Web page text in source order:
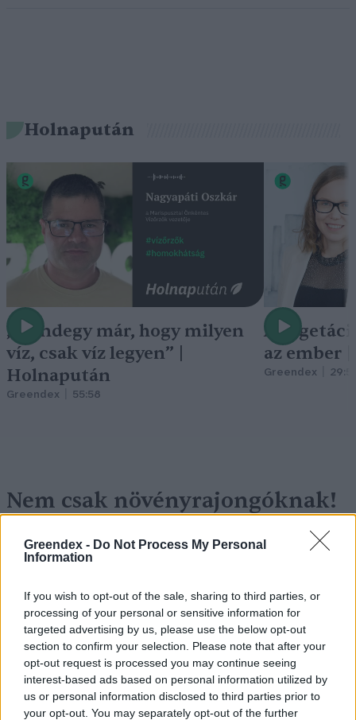
Greendex - Do Not Process My Personal
Information
If you wish to opt-out of the sale, sharing to third parties, or
processing of your personal or sensitive information for
targeted advertising by us, please use the below opt-out
section to confirm your selection. Please note that after your
opt-out request is processed you may continue seeing
interest-based ads based on personal information utilized by
us or personal information disclosed to third parties prior to
your opt-out. You may separately opt-out of the further
Holnapután
„Mindegy már, hogy milyen
víz, csak víz legyen” |
Holnapután
Greendex 55:58
A
az ember
Greendex
Nem csak növényrajongóknak!
érdemes meglátogatni